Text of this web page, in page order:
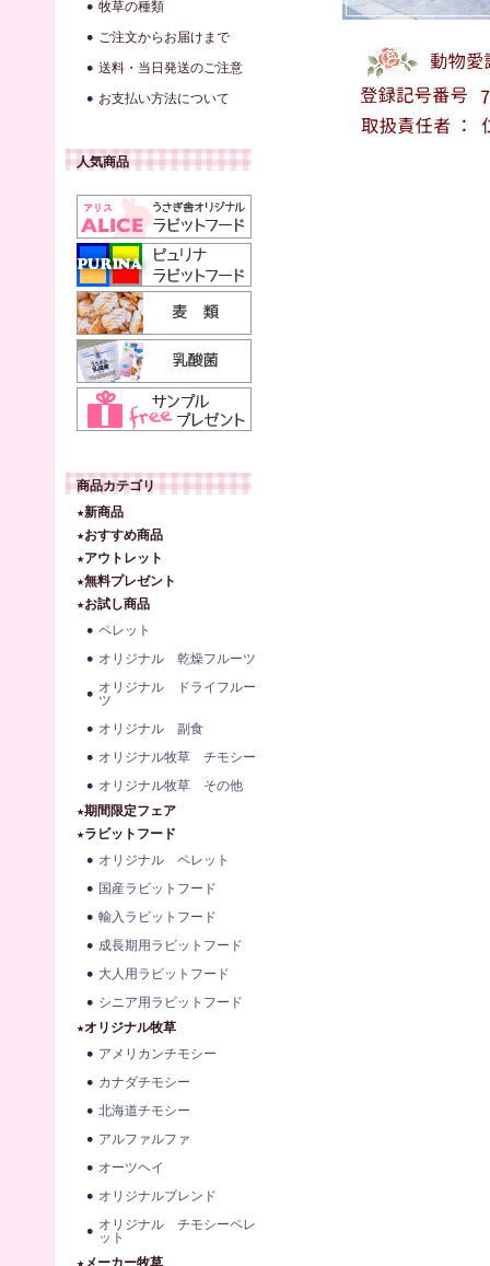
牧草の種類
ご注文からお届けまで
送料・当日発送のご注意
お支払い方法について
人気商品
商品カテゴリ
★新商品
★おすすめ商品
★アウトレット
★無料プレゼント
★お試し商品
ペレット
オリジナル 乾燥フルーツ
オリジナル ドライフルー
ツ
オリジナル 副食
オリジナル牧草 チモシー
オリジナル牧草 その他
★期間限定フェア
★ラビットフード
オリジナル ペレット
国産ラビットフード
輸入ラビットフード
成長期用ラビットフード
大人用ラビットフード
シニア用ラビットフード
★オリジナル牧草
アメリカンチモシー
カナダチモシー
北海道チモシー
アルファルファ
オーツヘイ
オリジナルブレンド
オリジナル チモシーペレ
ット
★メーカー牧草